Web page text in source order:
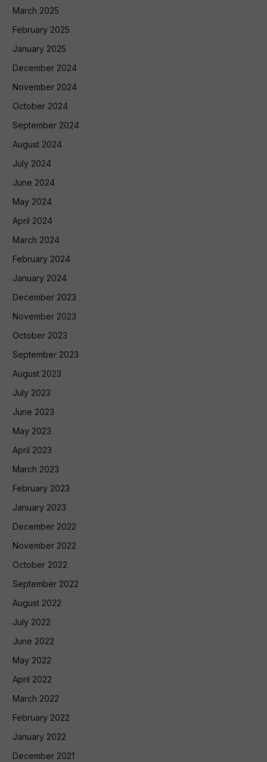
March 2025
February 2025
January 2025
December 2024
November 2024
October 2024
September 2024
August 2024
July 2024
June 2024
May 2024
April 2024
March 2024
February 2024
January 2024
December 2023
November 2023
October 2023
September 2023
August 2023
July 2023
June 2023
May 2023
April 2023
March 2023
February 2023
January 2023
December 2022
November 2022
October 2022
September 2022
August 2022
July 2022
June 2022
May 2022
April 2022
March 2022
February 2022
January 2022
December 2021